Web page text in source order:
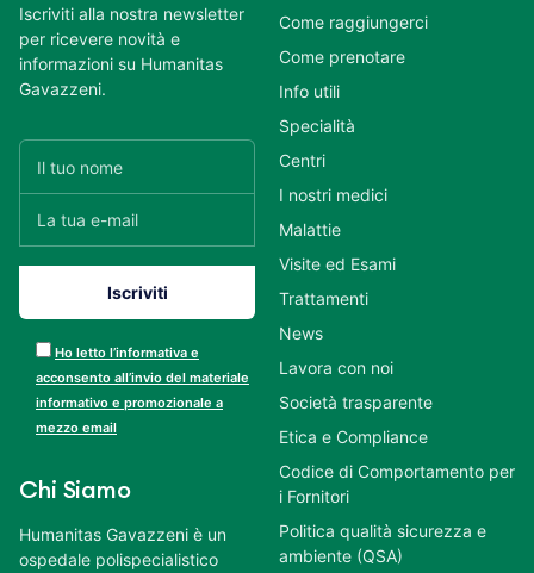
Iscriviti alla nostra newsletter
per ricevere novità e
informazioni su Humanitas
Gavazzeni.
Ho letto l’informativa e
acconsento all’invio del materiale
informativo e promozionale a
mezzo email
Chi Siamo
Humanitas Gavazzeni è un
ospedale polispecialistico
Come raggiungerci
Come prenotare
Info utili
Specialità
Centri
I nostri medici
Malattie
Visite ed Esami
Trattamenti
News
Lavora con noi
Società trasparente
Etica e Compliance
Codice di Comportamento per
i Fornitori
Politica qualità sicurezza e
ambiente (QSA)